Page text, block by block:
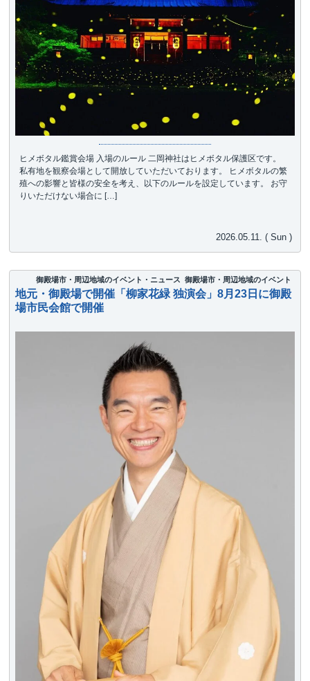
ヒメボタル鑑賞会場 入場のルール 二岡神社はヒメボタル保護区です。
私有地を観察会場として開放していただいております。 ヒメボタルの繁
殖への影響と皆様の安全を考え、以下のルールを設定しています。 お守
りいただけない場合に […]
2026.05.11. ( Sun )
御殿場市・周辺地域のイベント・ニュース 御殿場市・周辺地域のイベント
地元・御殿場で開催「柳家花緑 独演会」8月23日に御殿
場市民会館で開催